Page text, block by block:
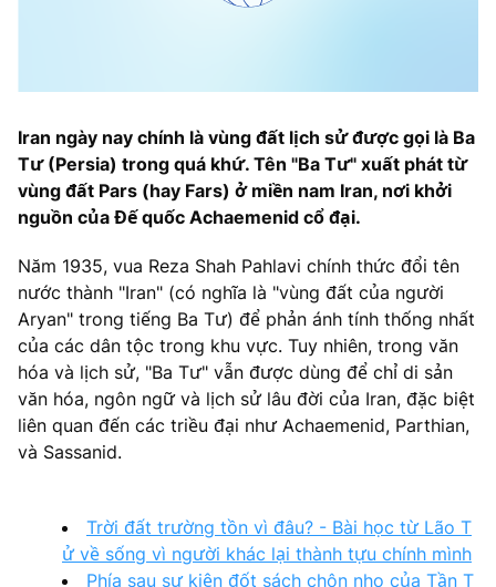
Iran ngày nay chính là vùng đất lịch sử được gọi là Ba
Tư (Persia) trong quá khứ. Tên "Ba Tư" xuất phát từ
vùng đất Pars (hay Fars) ở miền nam Iran, nơi khởi
nguồn của Đế quốc Achaemenid cổ đại.
Năm 1935, vua Reza Shah Pahlavi chính thức đổi tên
nước thành "Iran" (có nghĩa là "vùng đất của người
Aryan" trong tiếng Ba Tư) để phản ánh tính thống nhất
của các dân tộc trong khu vực. Tuy nhiên, trong văn
hóa và lịch sử, "Ba Tư" vẫn được dùng để chỉ di sản
văn hóa, ngôn ngữ và lịch sử lâu đời của Iran, đặc biệt
liên quan đến các triều đại như Achaemenid, Parthian,
và Sassanid.
Trời đất trường tồn vì đâu? - Bài học từ Lão T
ử về sống vì người khác lại thành tựu chính mình
Phía sau sự kiện đốt sách chôn nho của Tần T